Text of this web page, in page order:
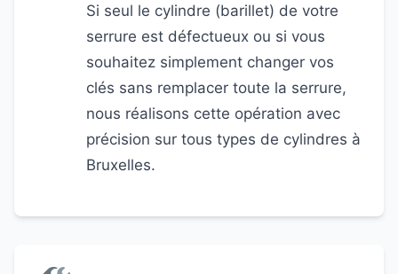
Si seul le cylindre (barillet) de votre
serrure est défectueux ou si vous
souhaitez simplement changer vos
clés sans remplacer toute la serrure,
nous réalisons cette opération avec
précision sur tous types de cylindres à
Bruxelles.